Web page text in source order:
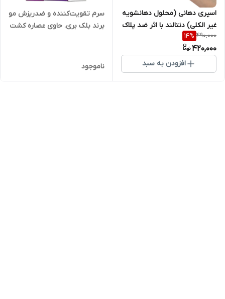
اسپری دهانی (محلول دهانشویه
غیر الکلی) دنتالند با اثر ضد پلاک
دندان برند ام ان دی.
490,000
14%
420,000
افزودن به سبد
سرم تقویت‌کننده و ضدریزش مو
برند بلک بری. حاوی عصاره کشت
ناموجود